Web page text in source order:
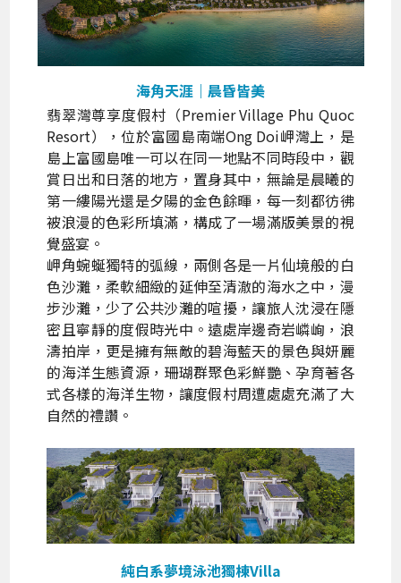
海角天涯｜晨昏皆美
翡翠灣尊享度假村（Premier Village Phu Quoc
Resort），位於富國島南端Ong Doi岬灣上，是
島上富國島唯一可以在同一地點不同時段中，觀
賞日出和日落的地方，置身其中，無論是晨曦的
第一縷陽光還是夕陽的金色餘暉，每一刻都彷彿
被浪漫的色彩所填滿，構成了一場滿版美景的視
覺盛宴。
岬角蜿蜒獨特的弧線，兩側各是一片仙境般的白
色沙灘，柔軟細緻的延伸至清澈的海水之中，漫
步沙灘，少了公共沙灘的喧擾，讓旅人沈浸在隱
密且寧靜的度假時光中。遠處岸邊奇岩嶙峋，浪
濤拍岸，更是擁有無敵的碧海藍天的景色與妍麗
的海洋生態資源，珊瑚群聚色彩鮮艷、孕育著各
式各樣的海洋生物，讓度假村周遭處處充滿了大
自然的禮讚。
純白系夢境泳池獨棟Villa